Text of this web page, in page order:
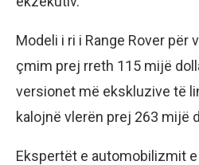
Modeli i ri i Range Rover për
çmim prej rreth 115 mijë
versionet më ekskluzive të
kalojnë vlerën prej 263 mijë
Ekspertët e automobilizmit